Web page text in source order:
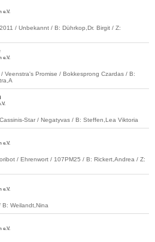
e.V.
/ Unbekannt / B: Dührkop,Dr. Birgit / Z:
e.V.
Veenstra's Promise / Bokkesprong Czardas / B:
Star / Negatyvas / B: Steffen,Lea Viktoria
e.V.
/ Ehrenwort / 107PM25 / B: Rickert,Andrea / Z:
e.V.
Weilandt,Nina
e.V.